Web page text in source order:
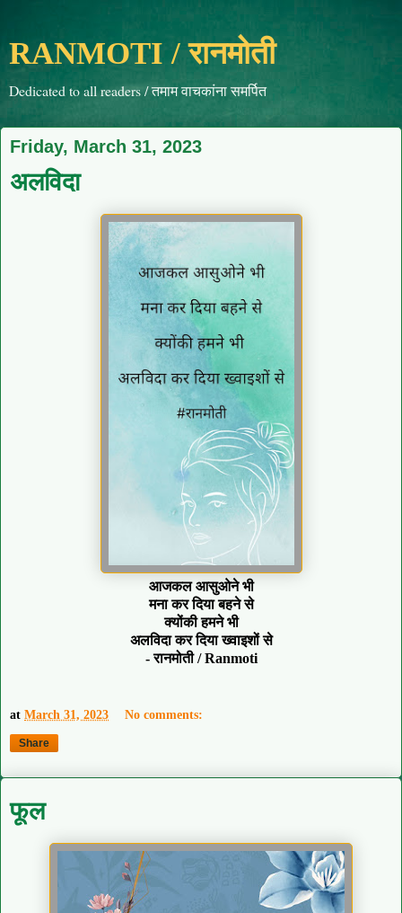
RANMOTI / रानमोती
Dedicated to all readers / तमाम वाचकांना समर्पित
Friday, March 31, 2023
अलविदा
आजकल आसुओने भी
मना कर दिया बहने से
क्योंकी हमने भी
अलविदा कर दिया ख्वाइशों से
- रानमोती / Ranmoti
at March 31, 2023 No comments:
Share
फूल